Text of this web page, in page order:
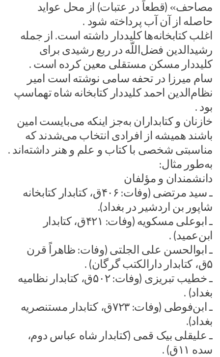
مصاحف» (قطعاً در عتبات) از محل عواید
حاصله از آن آب پرداخته شود .
اغلب کتابخانه‌ها کلیددار داشته است. از جمله
رشیدالدین فضل‌اللّه در ربع رشیدی برای
کلیددار مسکن مستقلی معین کرده است .
سام میرزا در تحفه سامی نوشته است امیر
نظام‌الدین احمد کلیددار کتابخانه شاه تهماسپ
بود .
خازنان و کتابداران به‌جز اینکه می‌بایست امین
باشند همیشه از افرادی انتخاب می‌شدند که
مناسبتی شخصی با کتاب و علم و هنر داشته‌اند .
به‌طور مثال:
دانشمندان و مؤلفان
ـ سید مرتضی (وفات: ۴۰۶ق، کتابدار کتابخانه
شاپور بن اردشیر در بغداد).
ـ ابوعلی مسکویه (وفات: ۴۲۱ق، کتابدار
ابن‌عمید) .
ـ ابوالحسن علی الجلتی (وفات: ظاهراً قرن
۵ق، کتابدار دارالکتب گرگان) .
ـ خطیب تبریزی (وفات: ۵۰۲ق، کتابدار نظامیه
بغداد) .
ـ ابن‌فوطی (وفات: ۷۲۳ق، کتابدار مستنصریه
بغداد).
ـ علیقلی بیک قمی (کتابدار شاه عباس دوم،
سده ۱۱ق) .